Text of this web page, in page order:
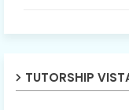
TUTORSHIP